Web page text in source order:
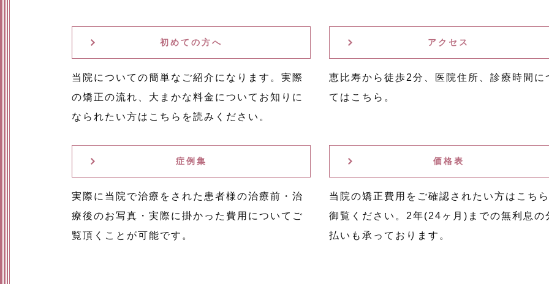
初めての方へ
当院についての簡単なご紹介になります。実際
の矯正の流れ、大まかな料金についてお知りに
なられたい方はこちらを読みください。
アクセス
恵比寿から徒歩2分、医院住所、診療時間に
てはこちら。
症例集
実際に当院で治療をされた患者様の治療前・治
療後のお写真・実際に掛かった費用についてご
覧頂くことが可能です。
価格表
当院の矯正費用をご確認されたい方はこち
御覧ください。2年(24ヶ月)までの無利息の
払いも承っております。